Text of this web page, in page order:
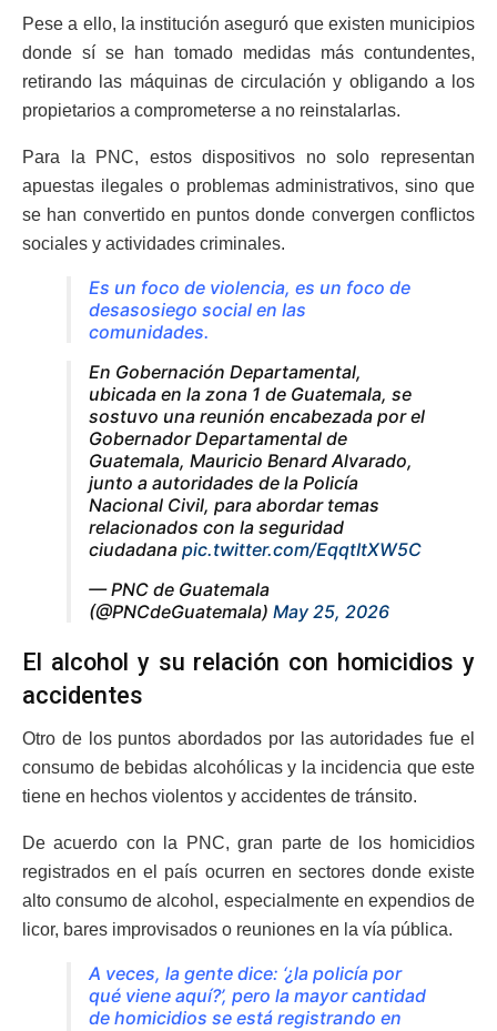
Pese a ello, la institución aseguró que existen municipios
donde sí se han tomado medidas más contundentes,
retirando las máquinas de circulación y obligando a los
propietarios a comprometerse a no reinstalarlas.
Para la PNC, estos dispositivos no solo representan
apuestas ilegales o problemas administrativos, sino que
se han convertido en puntos donde convergen conflictos
sociales y actividades criminales.
Es un foco de violencia, es un foco de
desasosiego social en las
comunidades.
En Gobernación Departamental,
ubicada en la zona 1 de Guatemala, se
sostuvo una reunión encabezada por el
Gobernador Departamental de
Guatemala, Mauricio Benard Alvarado,
junto a autoridades de la Policía
Nacional Civil, para abordar temas
relacionados con la seguridad
ciudadana pic.twitter.com/EqqtItXW5C
— PNC de Guatemala
(@PNCdeGuatemala) May 25, 2026
El alcohol y su relación con homicidios y
accidentes
Otro de los puntos abordados por las autoridades fue el
consumo de bebidas alcohólicas y la incidencia que este
tiene en hechos violentos y accidentes de tránsito.
De acuerdo con la PNC, gran parte de los homicidios
registrados en el país ocurren en sectores donde existe
alto consumo de alcohol, especialmente en expendios de
licor, bares improvisados o reuniones en la vía pública.
A veces, la gente dice: ‘¿la policía por
qué viene aquí?’, pero la mayor cantidad
de homicidios se está registrando en